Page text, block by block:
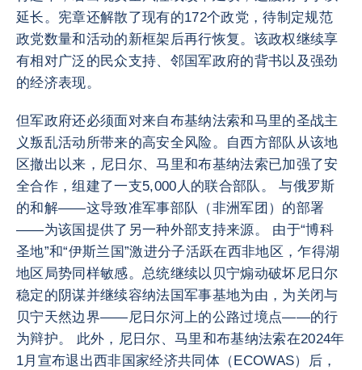
延长。宪章还解散了现有的172个政党，待制定规范
政党数量和活动的新框架后再行恢复。该政权继续享
有相对广泛的民众支持、邻国军政府的背书以及强劲
的经济表现。
但军政府还必须面对来自布基纳法索和马里的圣战主
义叛乱活动所带来的高安全风险。自西方部队从该地
区撤出以来，尼日尔、马里和布基纳法索已加强了安
全合作，组建了一支5,000人的联合部队。 与俄罗斯
的和解——这导致准军事部队（非洲军团）的部署
——为该国提供了另一种外部支持来源。 由于“博科
圣地”和“伊斯兰国”激进分子活跃在西非地区，乍得湖
地区局势同样敏感。总统继续以贝宁煽动破坏尼日尔
稳定的阴谋并继续容纳法国军事基地为由，为关闭与
贝宁天然边界——尼日尔河上的公路过境点——的行
为辩护。 此外，尼日尔、马里和布基纳法索在2024年
1月宣布退出西非国家经济共同体（ECOWAS）后，